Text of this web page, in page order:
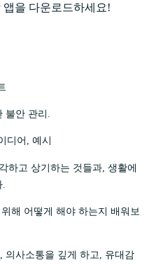
앱을 다운로드하세요!
불안 관리.
디어, 예시
하고 상기하는 것들과, 생활에
해 어떻게 해야 하는지 배워보
의사소통을 깊게 하고, 유대감